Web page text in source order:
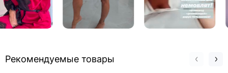
Рекомендуемые товары